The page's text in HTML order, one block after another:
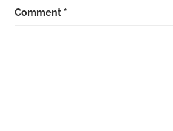
Comment *